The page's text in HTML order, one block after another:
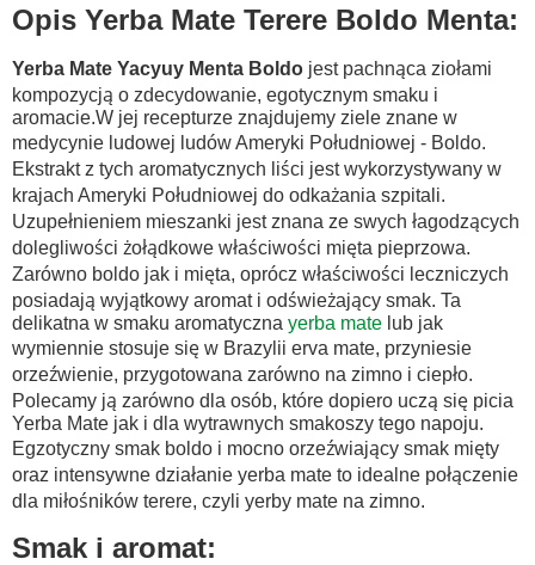
Opis Yerba Mate Terere Boldo Menta:
Yerba Mate Yacyuy Menta Boldo jest pachnąca ziołami
kompozycją o zdecydowanie, egotycznym smaku i
aromacie.W jej recepturze znajdujemy ziele znane w
medycynie ludowej ludów Ameryki Południowej - Boldo.
Ekstrakt z tych aromatycznych liści jest wykorzystywany w
krajach Ameryki Południowej do odkażania szpitali.
Uzupełnieniem mieszanki jest znana ze swych łagodzących
dolegliwości żołądkowe właściwości mięta pieprzowa.
Zarówno boldo jak i mięta, oprócz właściwości leczniczych
posiadają wyjątkowy aromat i odświeżający smak. Ta
delikatna w smaku aromatyczna yerba mate lub jak
wymiennie stosuje się w Brazylii erva mate, przyniesie
orzeźwienie, przygotowana zarówno na zimno i ciepło.
Polecamy ją zarówno dla osób, które dopiero uczą się picia
Yerba Mate jak i dla wytrawnych smakoszy tego napoju.
Egzotyczny smak boldo i mocno orzeźwiający smak mięty
oraz intensywne działanie yerba mate to idealne połączenie
dla miłośników terere, czyli yerby mate na zimno.
Smak i aromat: